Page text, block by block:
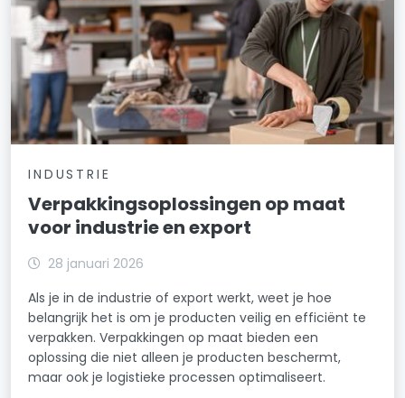
INDUSTRIE
Verpakkingsoplossingen op maat
voor industrie en export
28 januari 2026
Als je in de industrie of export werkt, weet je hoe
belangrijk het is om je producten veilig en efficiënt te
verpakken. Verpakkingen op maat bieden een
oplossing die niet alleen je producten beschermt,
maar ook je logistieke processen optimaliseert.